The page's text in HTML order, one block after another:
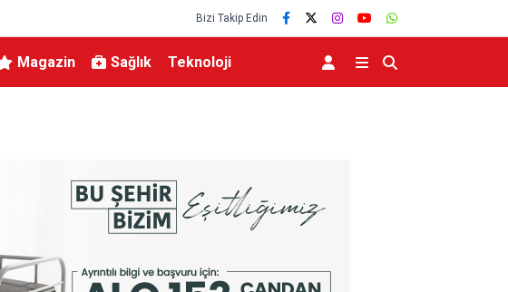
Bizi Takip Edin
Magazin Sağlık Teknoloji
kaybetti, gözyaşlarıyla toprağa verildi